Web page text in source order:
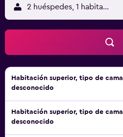
2 huéspedes, 1 habitación
Habitación superior, tipo de cama
desconocido
Habitación superior, tipo de cama
desconocido